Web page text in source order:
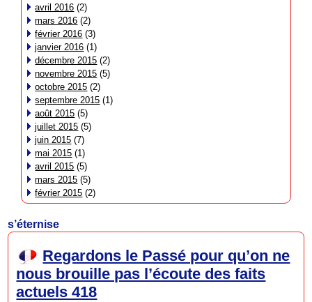
avril 2016 (2)
mars 2016 (2)
février 2016 (3)
janvier 2016 (1)
décembre 2015 (2)
novembre 2015 (5)
octobre 2015 (2)
septembre 2015 (1)
août 2015 (5)
juillet 2015 (5)
juin 2015 (7)
mai 2015 (1)
avril 2015 (5)
mars 2015 (5)
février 2015 (2)
s’éternise
Regardons le Passé pour qu’on ne
nous brouille pas l’écoute des faits
actuels 418